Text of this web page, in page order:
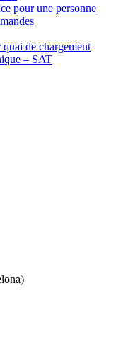
pour une personne
de chargement
– SAT